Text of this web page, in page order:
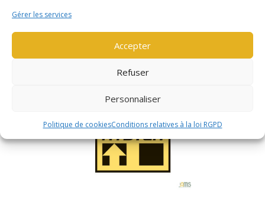
Gérer les services
Accepter
Refuser
Personnaliser
Politique de cookiesConditions relatives à la loi RGPD
DÉCOUVRIR LA GAMME HYSTER